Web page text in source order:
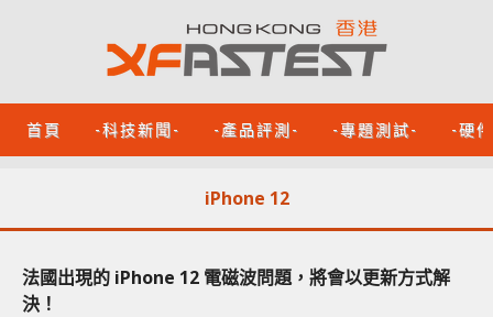
首頁 -科技新聞- -產品評測- -專題測試- -硬
iPhone 12
法國出現的 iPhone 12 電磁波問題，將會以更新方式解
決！